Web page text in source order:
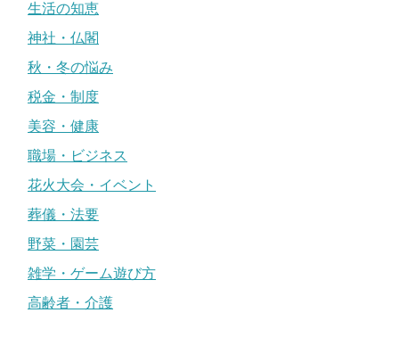
生活の知恵
神社・仏閣
秋・冬の悩み
税金・制度
美容・健康
職場・ビジネス
花火大会・イベント
葬儀・法要
野菜・園芸
雑学・ゲーム遊び方
高齢者・介護